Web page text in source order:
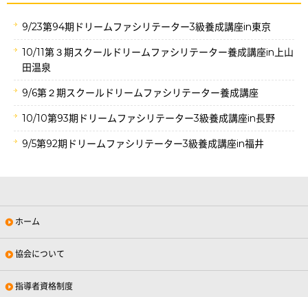
9/23第94期ドリームファシリテーター3級養成講座in東京
10/11第３期スクールドリームファシリテーター養成講座in上山
田温泉
9/6第２期スクールドリームファシリテーター養成講座
10/10第93期ドリームファシリテーター3級養成講座in長野
9/5第92期ドリームファシリテーター3級養成講座in福井
ホーム
協会について
指導者資格制度